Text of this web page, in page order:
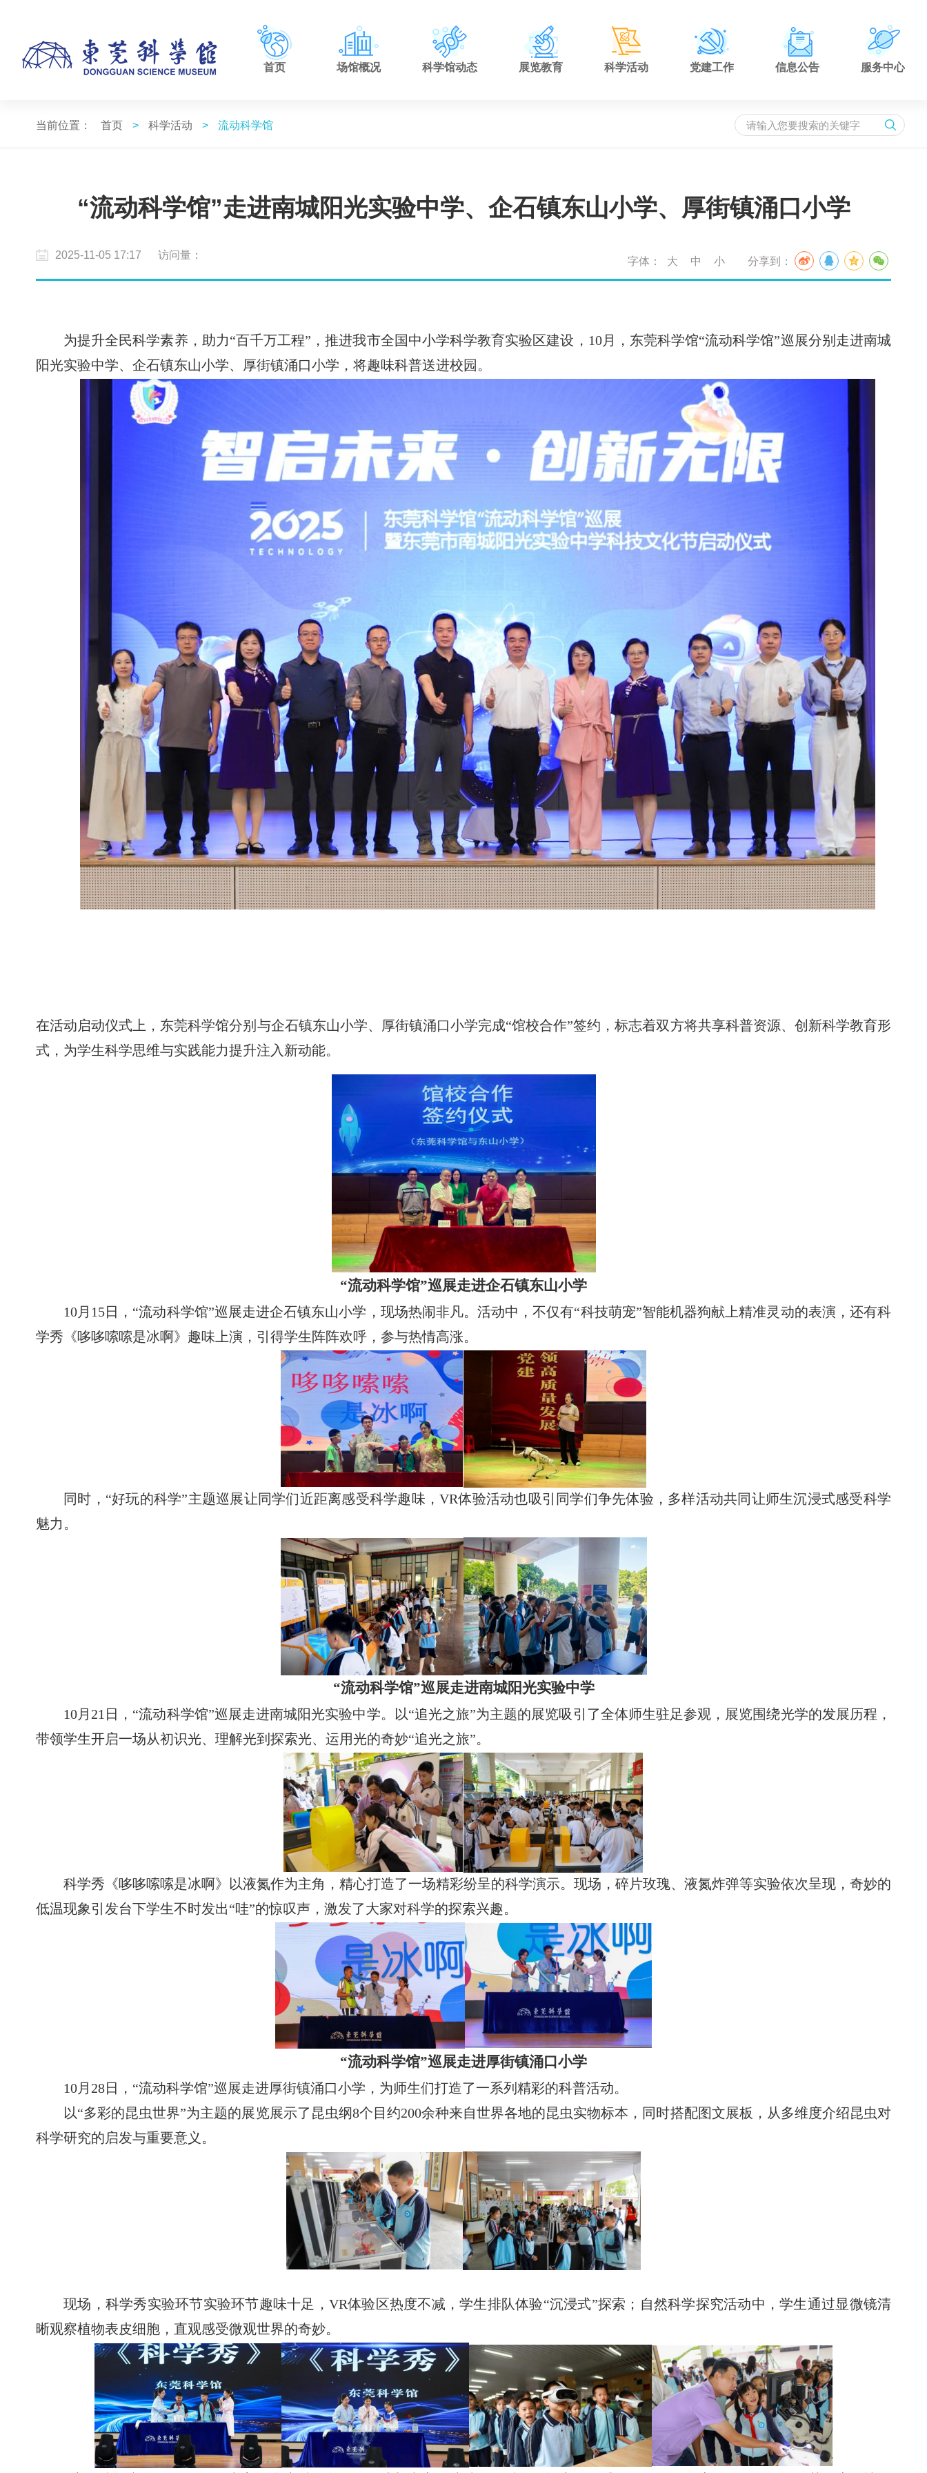
首页 场馆概况 科学馆动态 展览教育 科学活动 党建工作 信息公告 服务中心
当前位置： 首页 > 科学活动 > 流动科学馆
“流动科学馆”走进南城阳光实验中学、企石镇东山小学、厚街镇涌口小学
2025-11-05 17:17 访问量：
字体： 大 中 小 分享到：
为提升全民科学素养，助力“百千万工程”，推进我市全国中小学科学教育实验区建设，10月，东莞科学馆“流动科学馆”巡展分别走进南城
阳光实验中学、企石镇东山小学、厚街镇涌口小学，将趣味科普送进校园。
在活动启动仪式上，东莞科学馆分别与企石镇东山小学、厚街镇涌口小学完成“馆校合作”签约，标志着双方将共享科普资源、创新科学教育形
式，为学生科学思维与实践能力提升注入新动能。
“流动科学馆”巡展走进企石镇东山小学
10月15日，“流动科学馆”巡展走进企石镇东山小学，现场热闹非凡。活动中，不仅有“科技萌宠”智能机器狗献上精准灵动的表演，还有科
学秀《哆哆嗦嗦是冰啊》趣味上演，引得学生阵阵欢呼，参与热情高涨。
同时， “好玩的科学”主题巡展让同学们近距离感受科学趣味，VR体验活动也吸引同学们争先体验，多样活动共同让师生沉浸式感受科学
魅力。
“流动科学馆”巡展走进南城阳光实验中学
10月21日，“流动科学馆”巡展走进南城阳光实验中学。以“追光之旅”为主题的展览吸引了全体师生驻足参观，展览围绕光学的发展历程，
带领学生开启一场从初识光、理解光到探索光、运用光的奇妙“追光之旅”。
科学秀《哆哆嗦嗦是冰啊》以液氮作为主角，精心打造了一场精彩纷呈的科学演示。现场，碎片玫瑰、液氮炸弹等实验依次呈现，奇妙的
低温现象引发台下学生不时发出“哇”的惊叹声，激发了大家对科学的探索兴趣。
“流动科学馆”巡展走进厚街镇涌口小学
10月28日，“流动科学馆”巡展走进厚街镇涌口小学，为师生们打造了一系列精彩的科普活动。
以“多彩的昆虫世界”为主题的展览展示了昆虫纲8个目约200余种来自世界各地的昆虫实物标本，同时搭配图文展板，从多维度介绍昆虫对
科学研究的启发与重要意义。
现场，科学秀实验环节实验环节趣味十足， VR体验区热度不减，学生排队体验“沉浸式”探索；自然科学探究活动中，学生通过显微镜清
晰观察植物表皮细胞，直观感受微观世界的奇妙。